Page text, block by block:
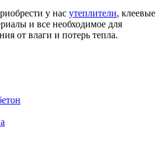
у нас утеплители, клеевые
и все необходимое для
от влаги и потерь тепла.